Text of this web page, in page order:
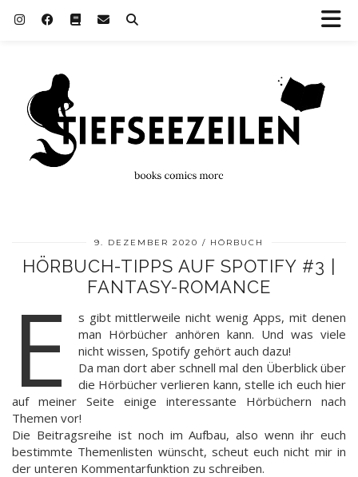
9. DEZEMBER 2020 HÖRBUCH
HÖRBUCH-TIPPS AUF SPOTIFY #3 |
FANTASY-ROMANCE
E
s gibt mittlerweile nicht wenig Apps, mit denen
man Hörbücher anhören kann. Und was viele
nicht wissen, Spotify gehört auch dazu!
Da man dort aber schnell mal den Überblick über
die Hörbücher verlieren kann, stelle ich euch hier
auf meiner Seite einige interessante Hörbüchern nach
Themen vor!
Die Beitragsreihe ist noch im Aufbau, also wenn ihr euch
bestimmte Themenlisten wünscht, scheut euch nicht mir in
der unteren Kommentarfunktion zu schreiben.